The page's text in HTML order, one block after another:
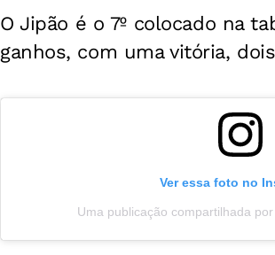
O Jipão é o 7º colocado na
ganhos, com uma vitória,
Ver essa foto no
Uma publicação compartilhada